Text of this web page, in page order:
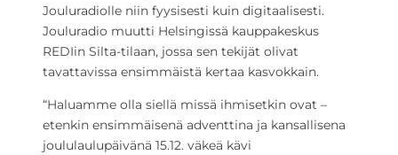
Jouluradiolle niin fyysisesti kuin digitaalisesti.
Jouluradio muutti Helsingissä kauppakeskus
REDIin Silta-tilaan, jossa sen tekijät olivat
tavattavissa ensimmäistä kertaa kasvokkain.
“Haluamme olla siellä missä ihmisetkin ovat –
etenkin ensimmäisenä adventtina ja kansallisena
joululaulupäivänä 15.12. väkeä kävi